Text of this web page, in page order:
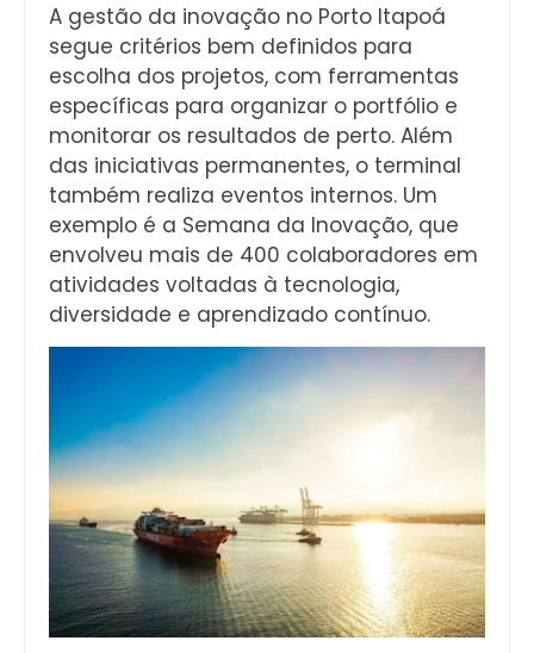
A gestão da inovação no Porto Itapoá
segue critérios bem definidos para
escolha dos projetos, com ferramentas
específicas para organizar o portfólio e
monitorar os resultados de perto. Além
das iniciativas permanentes, o terminal
também realiza eventos internos. Um
exemplo é a Semana da Inovação, que
envolveu mais de 400 colaboradores em
atividades voltadas à tecnologia,
diversidade e aprendizado contínuo.